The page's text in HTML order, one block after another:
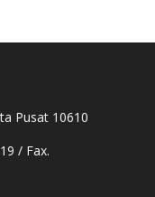
Pusat 10610
/ Fax.